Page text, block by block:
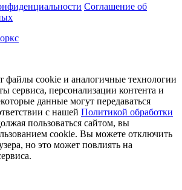
Соглашение об
файлы cookie и аналогичные технологии
сервиса, персонализации контента и
данные могут передаваться
с нашей Политикой обработки
пользоваться сайтом, вы
cookie. Вы можете отключить
но это может повлиять на